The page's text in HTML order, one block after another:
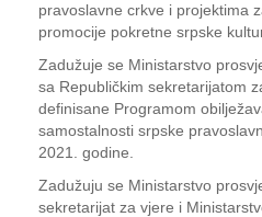
pravoslavne crkve i projektima
promocije pokretne srpske
Zadužuje se Ministarstvo
sa Republičkim sekretarijatom
definisane Programom
samostalnosti srpske
2021. godine.
Zadužuju se Ministarstvo
sekretarijat za vjere i